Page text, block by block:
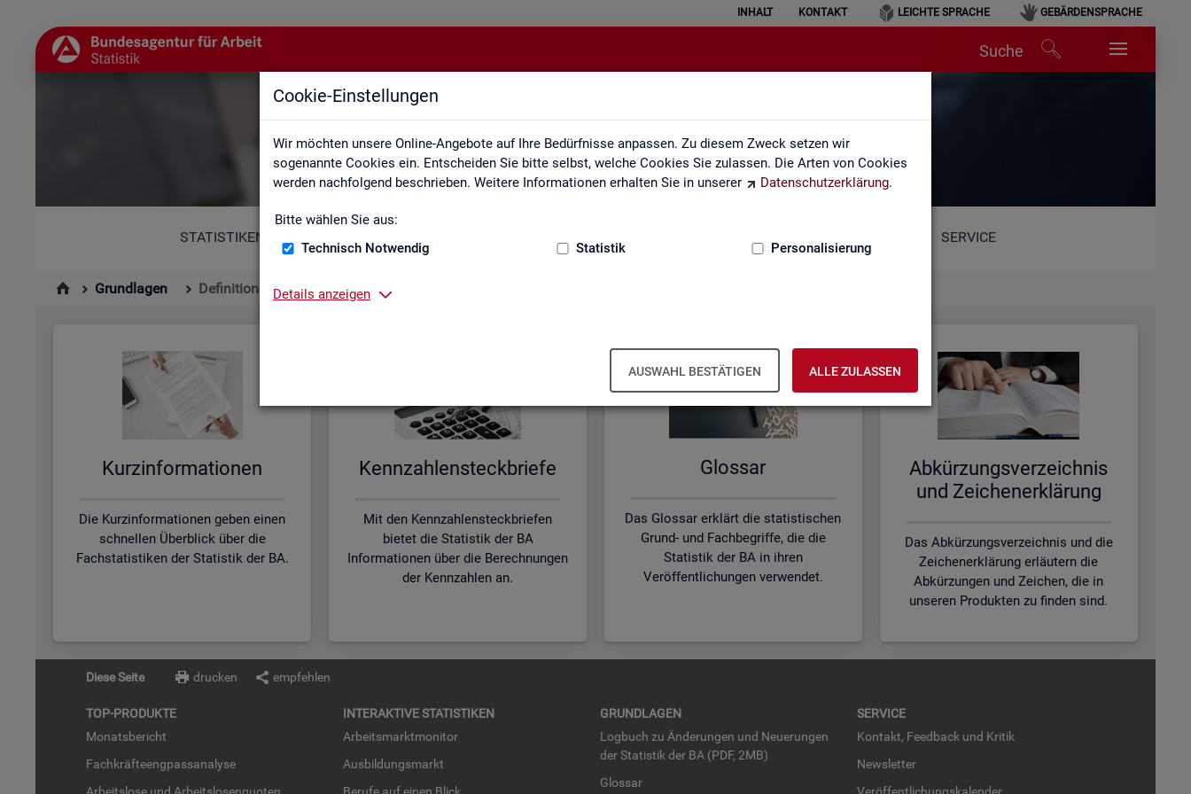
Cookie-Einstellungen
Wir möchten unsere Online-Angebote auf Ihre Bedürfnisse anpassen. Zu diesem Zweck setzen wir
sogenannte Cookies ein. Entscheiden Sie bitte selbst, welche Cookies Sie zulassen. Die Arten von Cookies
werden nachfolgend beschrieben. Weitere Informationen erhalten Sie in unserer
Datenschutzerklärung.
Bitte wählen Sie aus:
Technisch Notwendig
Statistik Personalisierung
Details anzeigen
AUSWAHL BESTÄTIGEN ALLE ZULASSEN
INHALT KONTAKT LEICHTE SPRACHE GEBÄRDENSPRACHE
Suche
Definitionen
STATISTIKEN SERVICE
Grundlagen Definitionen
Kurz­in­for­ma­tio­nen
Die Kurzinformationen geben einen
schnellen Überblick über die
Fachstatistiken der Statistik der BA.
Kenn­zah­len­steck­brie­fe
Mit den Kennzahlensteckbriefen
bietet die Statistik der BA
Informationen über die Berechnungen
der Kennzahlen an.
Glos­sar
Das Glossar erklärt die statistischen
Grund- und Fachbegriffe, die die
Statistik der BA in ihren
Veröffentlichungen verwendet.
Ab­kür­zungs­ver­zeich­nis
und Zei­chen­er­klä­rung
Das Abkürzungsverzeichnis und die
Zeichenerklärung erläutern die
Abkürzungen und Zeichen, die in
unseren Produkten zu finden sind.
Diese Seite drucken empfehlen
TOP-PRO­DUK­TE
Mo­nats­be­richt
Fach­kräf­te­eng­pass­ana­ly­se
IN­TER­AK­TI­VE STA­TIS­TI­KEN
Ar­beits­markt­mo­ni­tor
Aus­bil­dungs­markt
GRUND­LA­GEN
Log­buch zu Än­de­run­gen und Neue­run­gen
der Sta­tis­tik der BA (PDF, 2MB)
Glos­sar
SER­VICE
Kon­takt, Feed­back und Kri­tik
News­let­ter